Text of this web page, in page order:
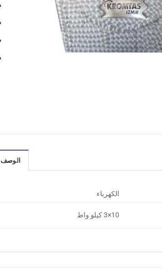
الوصف
الكهرباء
10×3 كيلو واط